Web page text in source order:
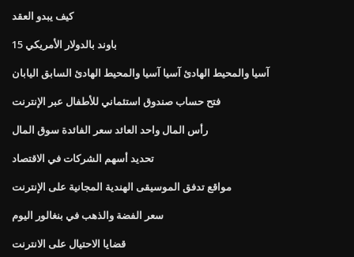
كيف يبدو العقد
15 باوند بالدولار الأمريكي
آسيا والمحيط الهادئ آسيا آسيا والمحيط الهادئ السابق اليابان
فتح حساب صندوق استئماني للأطفال عبر الإنترنت
رأس المال واحد العائد سعر الفائدة سوق المال
تحديد أسهم الشركات في الاقتصاد
مواقع تدفق الموسيقى الهندية المجانية على الإنترنت
سعر الفضة والذهب في بنغالور اليوم
قضايا الاحتيال على الانترنت